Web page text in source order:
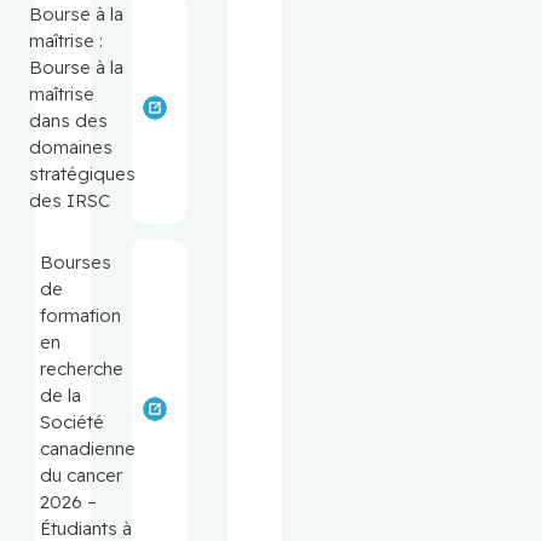
Bourse à la
maîtrise :
Bourse à la
maîtrise
dans des
domaines
stratégiques
des IRSC
Bourses
de
formation
en
recherche
de la
Société
canadienne
du cancer
2026 –
Étudiants à